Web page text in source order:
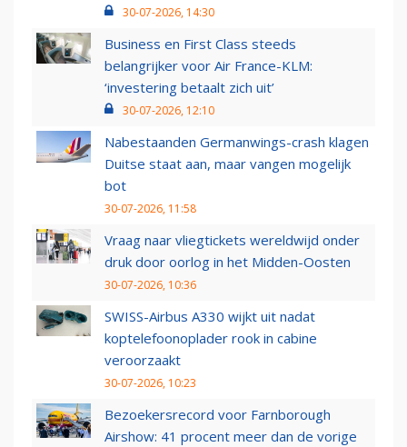
30-07-2026, 14:30
Business en First Class steeds
belangrijker voor Air France-KLM:
‘investering betaalt zich uit’
30-07-2026, 12:10
Nabestaanden Germanwings-crash klagen
Duitse staat aan, maar vangen mogelijk
bot
30-07-2026, 11:58
Vraag naar vliegtickets wereldwijd onder
druk door oorlog in het Midden-Oosten
30-07-2026, 10:36
SWISS-Airbus A330 wijkt uit nadat
koptelefoonoplader rook in cabine
veroorzaakt
30-07-2026, 10:23
Bezoekersrecord voor Farnborough
Airshow: 41 procent meer dan de vorige